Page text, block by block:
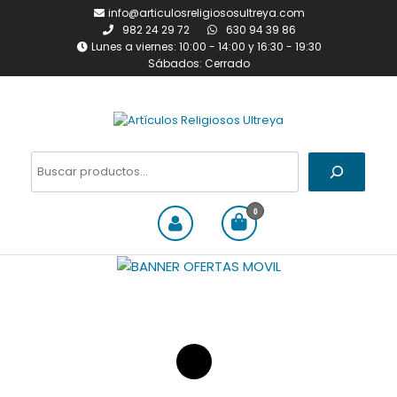
info@articulosreligiososultreya.com
982 24 29 72
630 94 39 86
Lunes a viernes: 10:00 - 14:00 y 16:30 - 19:30
Sábados: Cerrado
Artículos Religiosos Ultreya
venta de todo tipo de
Buscar
0